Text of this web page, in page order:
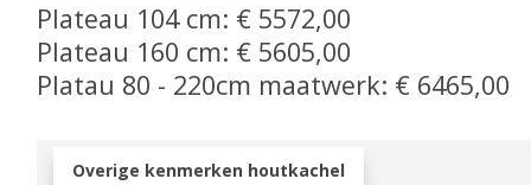
Plateau 104 cm: € 5572,00
Plateau 160 cm: € 5605,00
Platau 80 - 220cm maatwerk: € 6465,00
Overige kenmerken houtkachel